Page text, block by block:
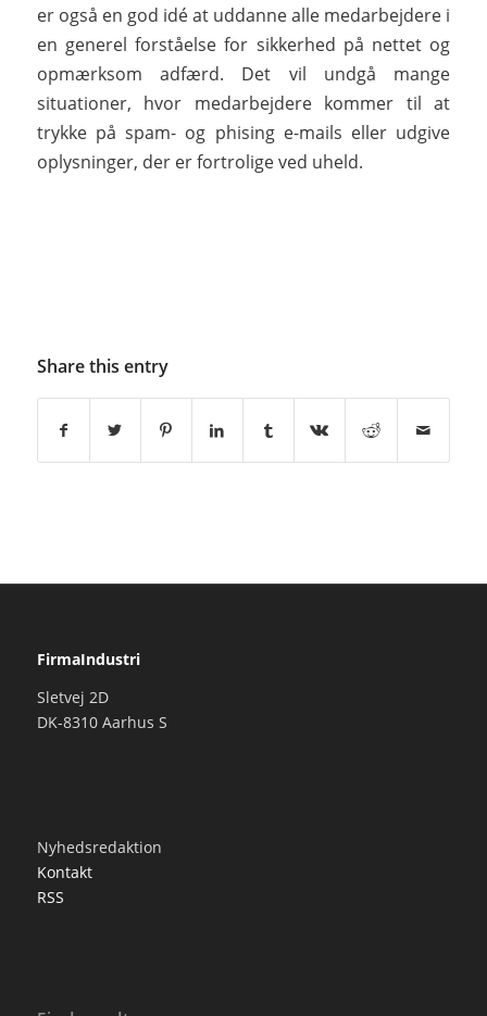
er også en god idé at uddanne alle medarbejdere i
en generel forståelse for sikkerhed på nettet og
opmærksom adfærd. Det vil undgå mange
situationer, hvor medarbejdere kommer til at
trykke på spam- og phising e-mails eller udgive
oplysninger, der er fortrolige ved uheld.
Share this entry
FirmaIndustri
Sletvej 2D
DK-8310 Aarhus S
Nyhedsredaktion
Kontakt
RSS